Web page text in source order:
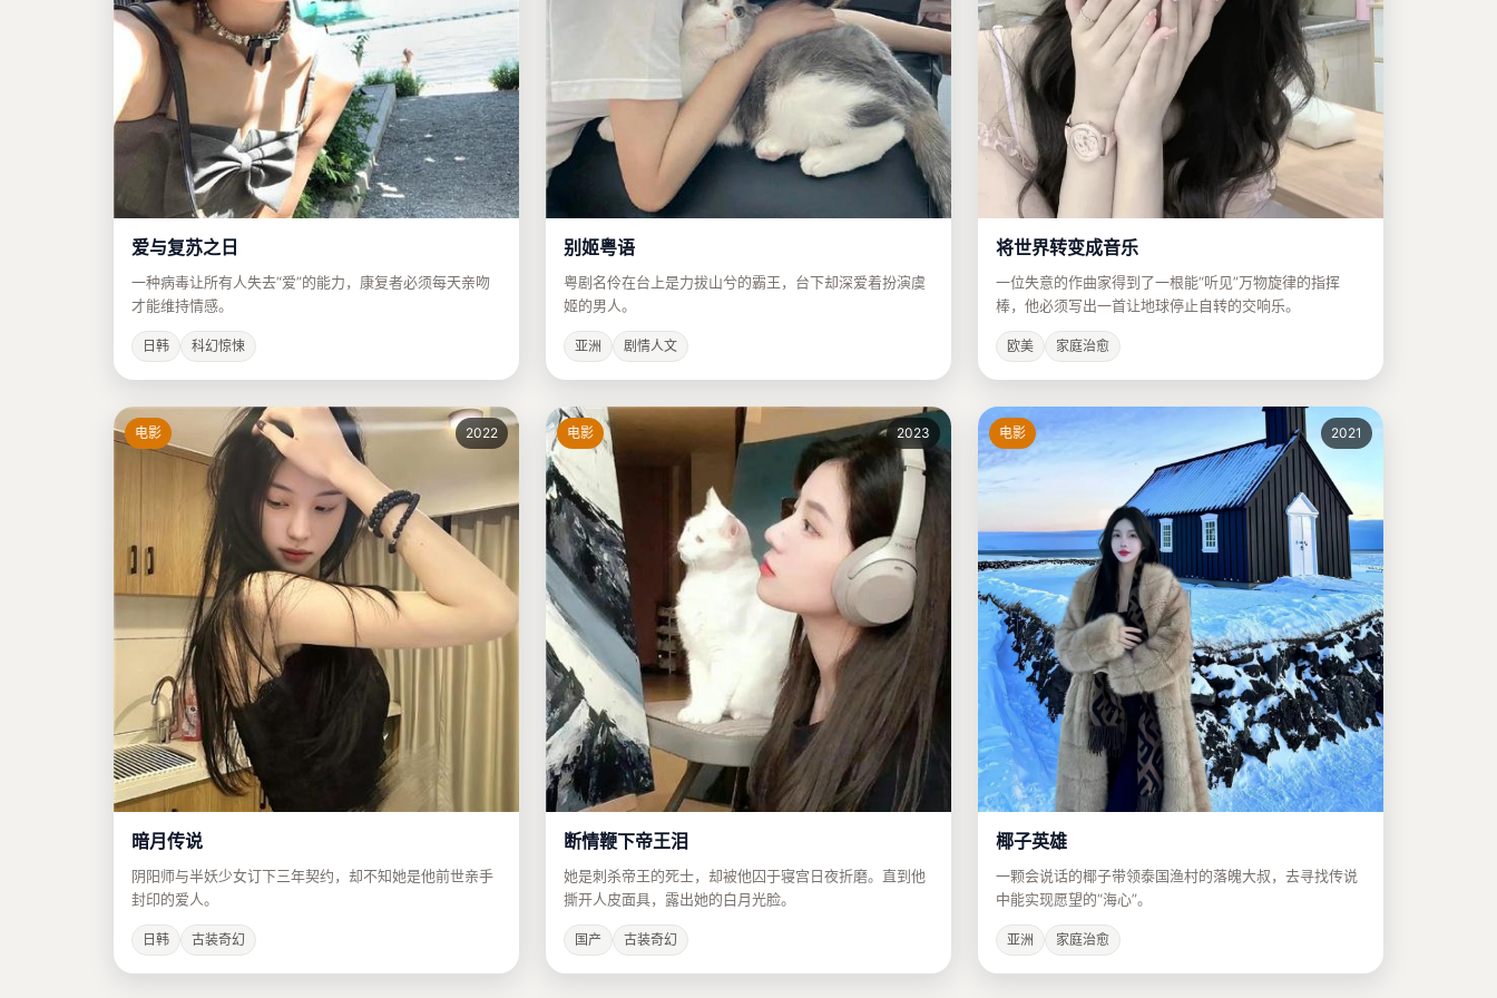
爱与复苏之日
一种病毒让所有人失去“爱”的能力，康复者必须每天亲吻
才能维持情感。
日韩 科幻惊悚
别姬粤语
粤剧名伶在台上是力拔山兮的霸王，台下却深爱着扮演虞
姬的男人。
亚洲 剧情人文
将世界转变成音乐
一位失意的作曲家得到了一根能“听见”万物旋律的指挥
棒，他必须写出一首让地球停止自转的交响乐。
欧美 家庭治愈
电影 2022
暗月传说
阴阳师与半妖少女订下三年契约，却不知她是他前世亲手
封印的爱人。
日韩 古装奇幻
电影 2023
断情鞭下帝王泪
她是刺杀帝王的死士，却被他囚于寝宫日夜折磨。直到他
撕开人皮面具，露出她的白月光脸。
国产 古装奇幻
电影 2021
椰子英雄
一颗会说话的椰子带领泰国渔村的落魄大叔，去寻找传说
中能实现愿望的“海心”。
亚洲 家庭治愈